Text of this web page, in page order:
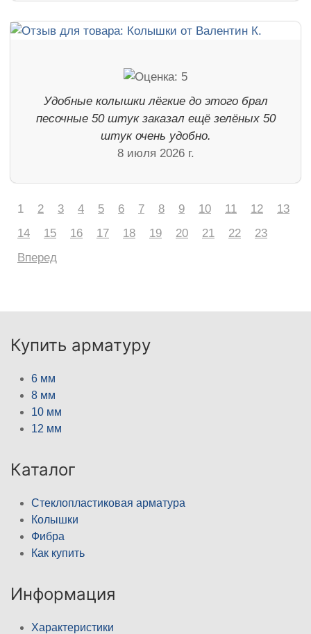
Удобные колышки лёгкие до этого брал
песочные 50 штук заказал ещё зелёных 50
штук очень удобно.
8 июля 2026 г.
1 2 3 4 5 6 7 8 9 10 11 12
13
14
15 16 17 18 19 20 21 22
23
Вперед
Купить арматуру
6 мм
8 мм
10 мм
12 мм
Каталог
Стеклопластиковая арматура
Колышки
Фибра
Как купить
Информация
Характеристики